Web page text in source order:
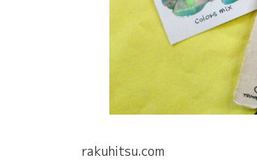
rakuhitsu.com